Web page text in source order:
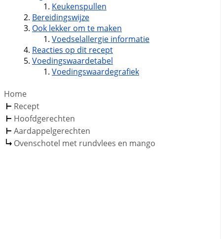
Keukenspullen
Bereidingswijze
Ook lekker om te maken
Voedselallergie informatie
Reacties op dit recept
Voedingswaardetabel
Voedingswaardegrafiek
Home
Recept
Hoofdgerechten
Aardappelgerechten
Ovenschotel met rundvlees en mango